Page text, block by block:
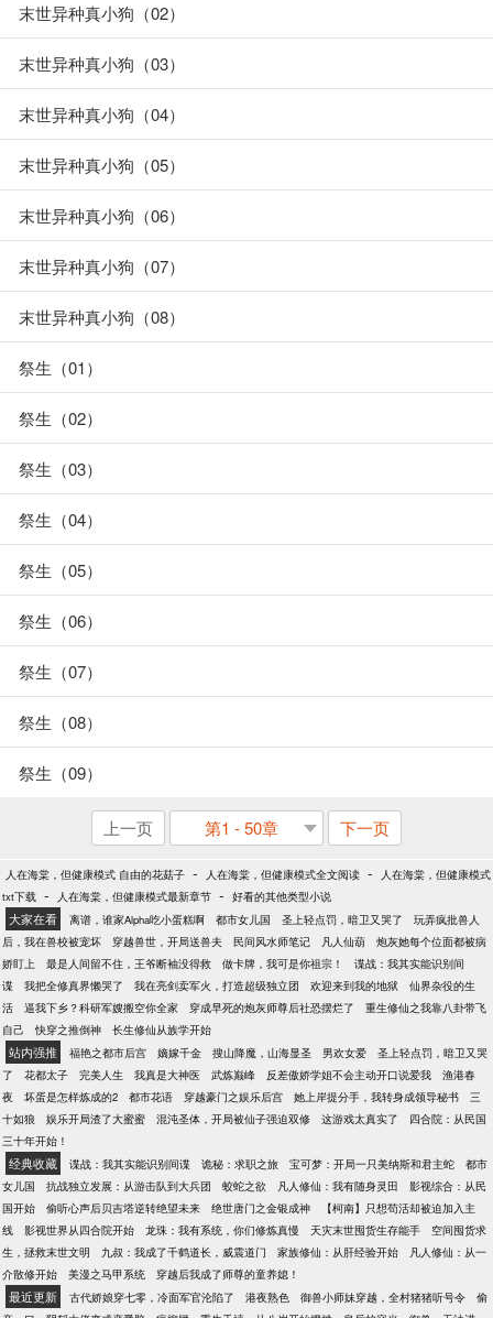
末世异种真小狗（02）
末世异种真小狗（03）
末世异种真小狗（04）
末世异种真小狗（05）
末世异种真小狗（06）
末世异种真小狗（07）
末世异种真小狗（08）
祭生（01）
祭生（02）
祭生（03）
祭生（04）
祭生（05）
祭生（06）
祭生（07）
祭生（08）
祭生（09）
上一页 第1 - 50章 下一页
人在海棠，但健康模式 自由的花菇子 - 人在海棠，但健康模式全文阅读 -
人在海棠，但健康模式
txt下载 - 人在海棠，但健康模式最新章节 - 好看的其他类型小说
大家在看 离谱，谁家Alpha吃小蛋糕啊 都市女儿国 圣上轻点罚，暗卫又哭了
玩弄疯批兽人
后，我在兽校被宠坏
穿越兽世，开局送兽夫 民间风水师笔记 凡人仙葫
炮灰她每个位面都被病
娇盯上
最是人间留不住，王爷断袖没得救 做卡牌，我可是你祖宗！
谍战：我其实能识别间
谍
我把全修真界懒哭了 我在亮剑卖军火，打造超级独立团 欢迎来到我的地狱
仙界杂役的生
活
逼我下乡？科研军嫂搬空你全家 穿成早死的炮灰师尊后社恐摆烂了
重生修仙之我靠八卦带飞
自己
快穿之推倒神 长生修仙从族学开始
站内强推 福艳之都市后宫 嫡嫁千金 搜山降魔，山海显圣 男欢女爱
圣上轻点罚，暗卫又哭
了
花都太子 完美人生 我真是大神医 武炼巅峰 反差傲娇学姐不会主动开口说爱我
渔港春
夜
坏蛋是怎样炼成的2 都市花语 穿越豪门之娱乐后宫 她上岸提分手，我转身成领导秘书
三
十如狼
娱乐开局渣了大蜜蜜 混沌圣体，开局被仙子强迫双修 这游戏太真实了
四合院：从民国
三十年开始！
经典收藏 谍战：我其实能识别间谍 诡秘：求职之旅 宝可梦：开局一只美纳斯和君主蛇
都市
女儿国
抗战独立发展：从游击队到大兵团 蛟蛇之欲 凡人修仙：我有随身灵田
影视综合：从民
国开始
偷听心声后贝吉塔逆转绝望未来 绝世唐门之金银成神
【柯南】只想苟活却被迫加入主
线
影视世界从四合院开始 龙珠：我有系统，你们修炼真慢 天灾末世囤货生存能手
空间囤货求
生，拯救末世文明
九叔：我成了千鹤道长，威震道门 家族修仙：从肝经验开始
凡人修仙：从一
介散修开始
美漫之马甲系统 穿越后我成了师尊的童养媳！
最近更新 古代娇娘穿七零，冷面军官沦陷了 港夜熟色 御兽小师妹穿越，全村猪猪听号令
偷